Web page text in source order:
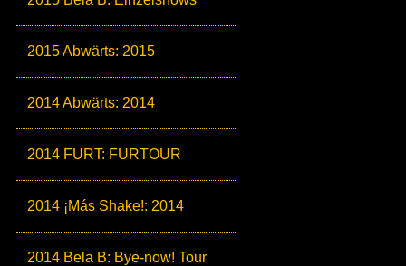
2015 Abwärts: 2015
2014 Abwärts: 2014
2014 FURT: FURTOUR
2014 ¡Más Shake!: 2014
2014 Bela B: Bye-now! Tour